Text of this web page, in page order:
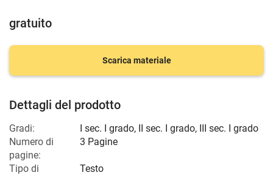
gratuito
Scarica materiale
Dettagli del prodotto
Gradi: I sec. I grado, II sec. I grado, III sec. I grado
Numero di
pagine:
3 Pagine
Tipo di
Testo